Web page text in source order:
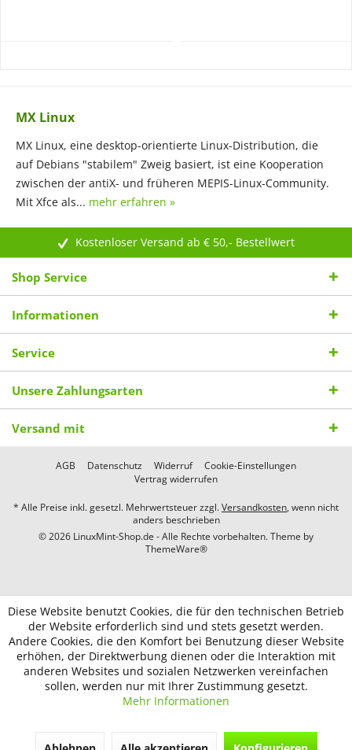
MX Linux
MX Linux, eine desktop-orientierte Linux-Distribution, die
auf Debians "stabilem" Zweig basiert, ist eine Kooperation
zwischen der antiX- und früheren MEPIS-Linux-Community.
Mit Xfce als... mehr erfahren »
Kostenloser Versand ab € 50,- Bestellwert
Shop Service
Informationen
Service
Unsere Zahlungsarten
Versand mit
AGB Datenschutz Widerruf
Cookie-Einstellungen
Vertrag widerrufen
* Alle Preise inkl. gesetzl. Mehrwertsteuer zzgl.Versandkosten, wenn nicht
anders beschrieben
© 2026 LinuxMint-Shop.de - Alle Rechte vorbehalten. Theme by
ThemeWare®
Diese Website benutzt Cookies, die für den technischen Betrieb
der Website erforderlich sind und stets gesetzt werden.
Andere Cookies, die den Komfort bei Benutzung dieser Website
erhöhen, der Direktwerbung dienen oder die Interaktion mit
anderen Websites und sozialen Netzwerken vereinfachen
sollen, werden nur mit Ihrer Zustimmung gesetzt.
Mehr Informationen